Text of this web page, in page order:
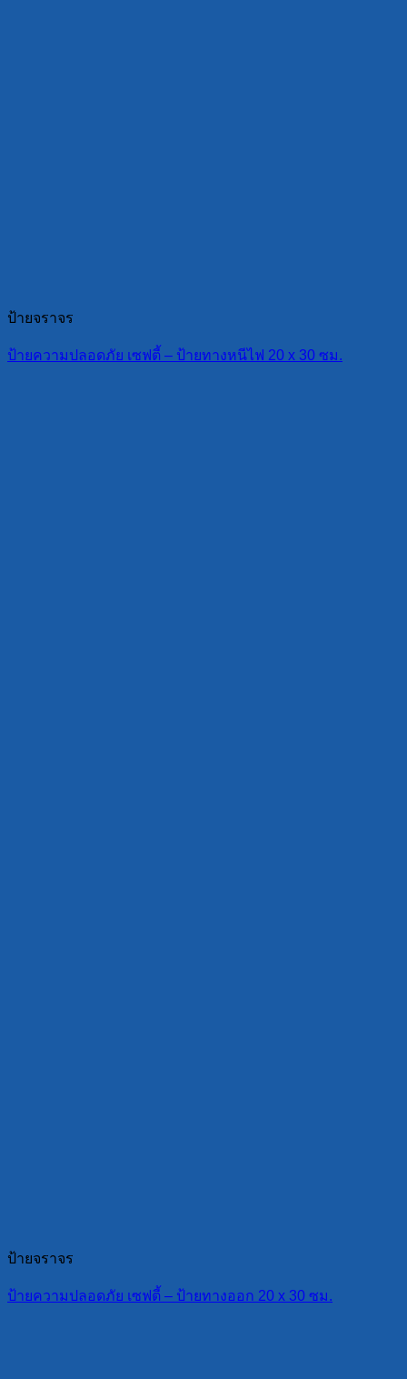
ป้ายจราจร
ป้ายความปลอดภัย เซฟตี้ – ป้ายทางหนีไฟ 20 x 30 ซม.
ป้ายจราจร
ป้ายความปลอดภัย เซฟตี้ – ป้ายทางออก 20 x 30 ซม.